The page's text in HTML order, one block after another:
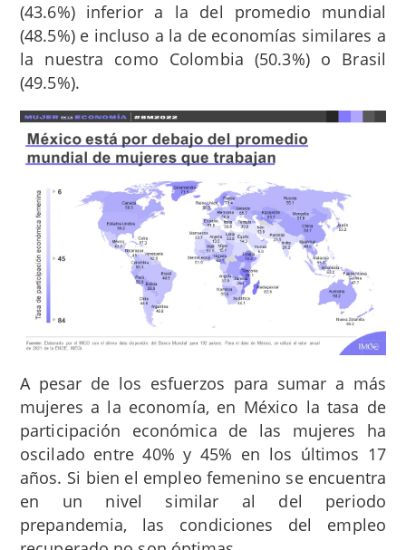
(43.6%) inferior a la del promedio mundial
(48.5%) e incluso a la de economías similares a
la nuestra como Colombia (50.3%) o Brasil
(49.5%).
A pesar de los esfuerzos para sumar a más
mujeres a la economía, en México la tasa de
participación económica de las mujeres ha
oscilado entre 40% y 45% en los últimos 17
años. Si bien el empleo femenino se encuentra
en un nivel similar al del periodo
prepandemia, las condiciones del empleo